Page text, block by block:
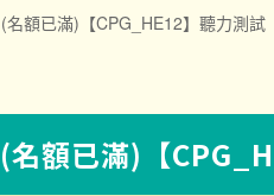
(名額已滿)【CPG_HE12】聽力測試
(名額已滿)【